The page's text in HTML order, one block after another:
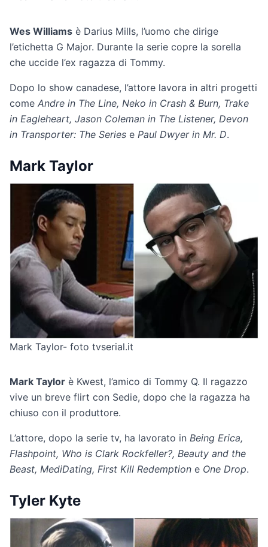
Wes Williams è Darius Mills, l’uomo che dirige
l’etichetta G Major. Durante la serie copre la sorella
che uccide l’ex ragazza di Tommy.
Dopo lo show canadese, l’attore lavora in altri progetti
come Andre in The Line, Neko in Crash & Burn, Trake
in Eagleheart, Jason Coleman in The Listener, Devon
in Transporter: The Series e Paul Dwyer in Mr. D.
Mark Taylor
Mark Taylor- foto tvserial.it
Mark Taylor è Kwest, l’amico di Tommy Q. Il ragazzo
vive un breve flirt con Sedie, dopo che la ragazza ha
chiuso con il produttore.
L’attore, dopo la serie tv, ha lavorato in Being Erica,
Flashpoint, Who is Clark Rockfeller?, Beauty and the
Beast, MediDating, First Kill Redemption e One Drop.
Tyler Kyte